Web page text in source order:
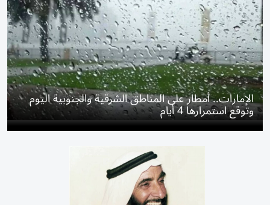
الإمارات.. أمطار على المناطق الشرقية والجنوبية اليوم
وتوقع استمرارها 4 أيام